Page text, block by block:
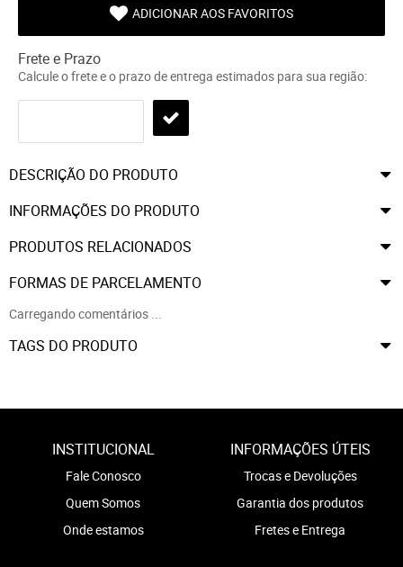
ADICIONAR AOS FAVORITOS
Frete e Prazo
Calcule o frete e o prazo de entrega estimados para sua região:
DESCRIÇÃO DO PRODUTO
INFORMAÇÕES DO PRODUTO
PRODUTOS RELACIONADOS
FORMAS DE PARCELAMENTO
Carregando comentários ...
TAGS DO PRODUTO
INSTITUCIONAL
Fale Conosco
Quem Somos
Onde estamos
INFORMAÇÕES ÚTEIS
Trocas e Devoluções
Garantia dos produtos
Fretes e Entrega